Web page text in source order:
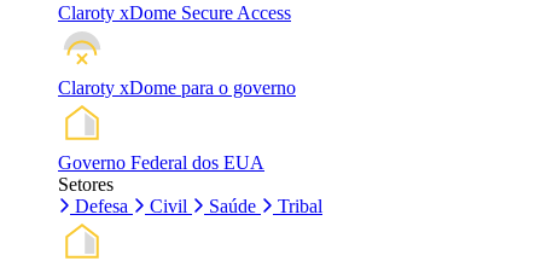
Claroty xDome Secure Access
Claroty xDome para o governo
Governo Federal dos EUA
Setores
Defesa
Civil Saúde Tribal